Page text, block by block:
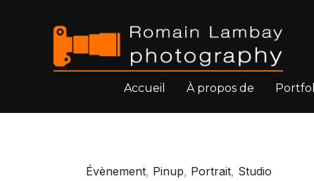
Accueil À propos de
Évènement, Pinup, Portrait, Studio